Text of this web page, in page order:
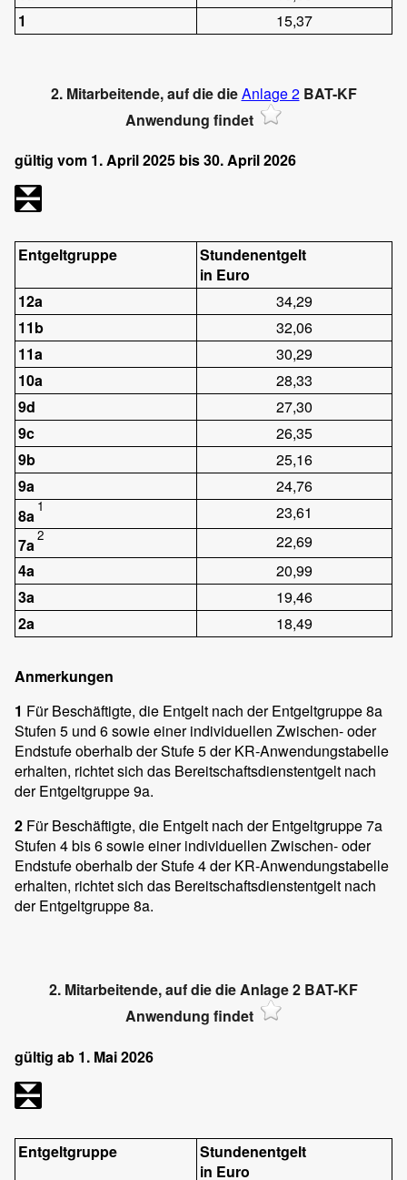
1
15,37
2. Mitarbeitende, auf die dieAnlage 2BAT-KF
Anwendung findet
gültig vom 1. April 2025 bis 30. April 2026
Entgeltgruppe
Stundenentgelt
in Euro
12a
34,29
11b
32,06
11a
30,29
10a
28,33
9d
27,30
9c
26,35
9b
25,16
9a
24,76
8a1
23,61
7a2
22,69
4a
20,99
3a
19,46
2a
18,49
Anmerkungen
1 Für Beschäftigte, die Entgelt nach der Entgeltgruppe 8a
Stufen 5 und 6 sowie einer individuellen Zwischen- oder
Endstufe oberhalb der Stufe 5 der KR-Anwendungstabelle
erhalten, richtet sich das Bereitschaftsdienstentgelt nach
der Entgeltgruppe 9a.
2 Für Beschäftigte, die Entgelt nach der Entgeltgruppe 7a
Stufen 4 bis 6 sowie einer individuellen Zwischen- oder
Endstufe oberhalb der Stufe 4 der KR-Anwendungstabelle
erhalten, richtet sich das Bereitschaftsdienstentgelt nach
der Entgeltgruppe 8a.
2. Mitarbeitende, auf die die Anlage 2 BAT-KF
Anwendung findet
gültig ab 1. Mai 2026
Entgeltgruppe
Stundenentgelt
in Euro